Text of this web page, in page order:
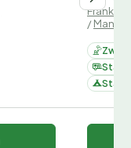
Frankrijk
/